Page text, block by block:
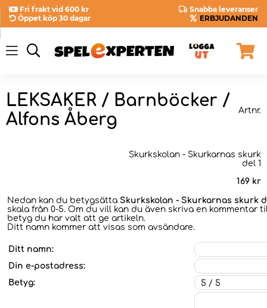
Fri frakt vid 600 kr
Snabba leveranser
Öppet köp 30 dagar
ERBJUDANDEN
LEKSAKER / Barnböcker /
Alfons Åberg
Artnr.
Skurkskolan - Skurkarnas skurk
del 1
169 kr
Nedan kan du betygsätta Skurkskolan - Skurkarnas skurk
skala från 0-5. Om du vill kan du även skriva en kommentar
betyg du har valt att ge artikeln.
Ditt namn kommer att visas som avsändare.
Ditt namn:
Din e-postadress:
Betyg: